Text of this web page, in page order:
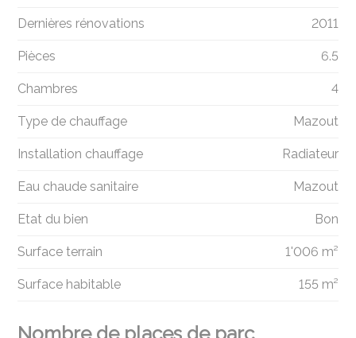
Dernières rénovations 2011
Pièces 6.5
Chambres 4
Type de chauffage Mazout
Installation chauffage Radiateur
Eau chaude sanitaire Mazout
Etat du bien Bon
Surface terrain 1'006 m²
Surface habitable 155 m²